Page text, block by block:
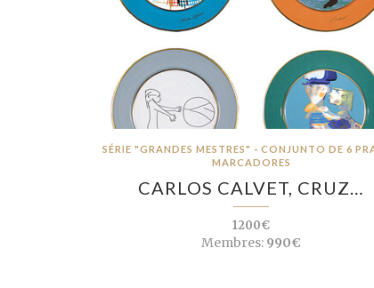
SÉRIE "GRANDES MESTRES" - CONJUNTO DE 6
MARCADORES
CARLOS CALVET, CRUZ…
1200€
Membres: 990€